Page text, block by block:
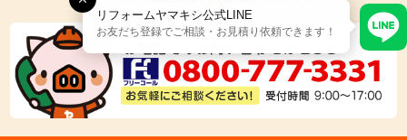
リフォームヤマキシ公式LINE
お友だち登録でご相談・お見積り依頼できます！